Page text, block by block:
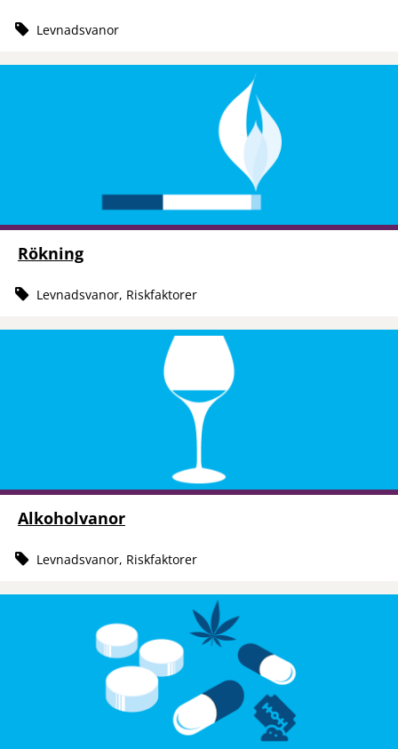
Levnadsvanor
Rökning
Levnadsvanor, Riskfaktorer
Alkoholvanor
Levnadsvanor, Riskfaktorer